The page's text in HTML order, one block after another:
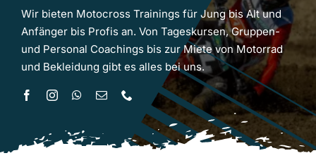
Wir bieten Motocross Trainings für Jung bis Alt und
Anfänger bis Profis an. Von Tageskursen, Gruppen-
und Personal Coachings bis zur Miete von Motorrad
und Bekleidung gibt es alles bei uns.